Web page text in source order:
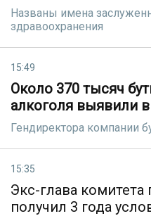
Названы имена
здравоохранения
15:49
Около 370 тысяч
алкоголя выявили
Гендиректора компании
15:35
Экс-глава
получил 3 года